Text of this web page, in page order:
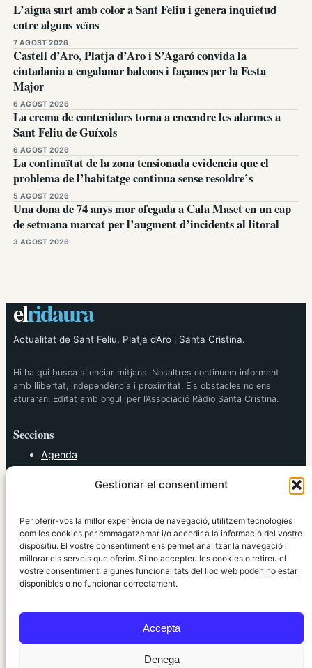
Gestionar el consentiment
Per oferir-vos la millor experiència de navegació, utilitzem tecnologies
com les cookies per emmagatzemar i/o accedir a la informació del vostre
dispositiu. El vostre consentiment ens permet analitzar la navegació i
millorar els serveis que oferim. Si no accepteu les cookies o retireu el
vostre consentiment, algunes funcionalitats del lloc web poden no estar
disponibles o no funcionar correctament.
Accepta
Denega
L’aigua surt amb color a Sant Feliu i genera inquietud
entre alguns veïns
7 AGOST 2026
Castell d’Aro, Platja d’Aro i S’Agaró convida la
ciutadania a engalanar balcons i façanes per la Festa
Major
6 AGOST 2026
La crema de contenidors torna a encendre les alarmes a
Sant Feliu de Guíxols
6 AGOST 2026
La continuïtat de la zona tensionada evidencia que el
problema de l’habitatge continua sense resoldre’s
5 AGOST 2026
Una dona de 74 anys mor ofegada a Cala Maset en un cap
de setmana marcat per l’augment d’incidents al litoral
3 AGOST 2026
elridaura
Actualitat de Sant Feliu, Platja d’Aro i Santa Cristina.
Hi ha qui busca silenciar mitjans. Nosaltres continuem informant
amb llibertat, independència i proximitat. Els obstacles no ens
aturaran. Editat amb orgull per l’Associació Ràdio Santa Cristina.
Seccions
Agenda
Cultura
Política
Societat
Tendències
elRidaura.com